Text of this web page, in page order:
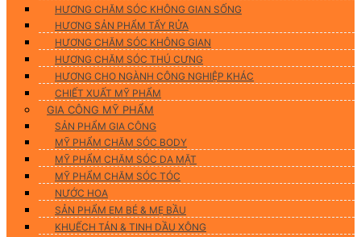
HƯƠNG CHĂM SÓC KHÔNG GIAN SỐNG
HƯƠNG SẢN PHẨM TẨY RỬA
HƯƠNG CHĂM SÓC KHÔNG GIAN
HƯƠNG CHĂM SÓC THÚ CƯNG
HƯƠNG CHO NGÀNH CÔNG NGHIỆP KHÁC
CHIẾT XUẤT MỸ PHẨM
GIA CÔNG MỸ PHẨM
SẢN PHẨM GIA CÔNG
MỸ PHẨM CHĂM SÓC BODY
MỸ PHẨM CHĂM SÓC DA MẶT
MỸ PHẨM CHĂM SÓC TÓC
NƯỚC HOA
SẢN PHẨM EM BÉ & MẸ BẦU
KHUẾCH TÁN & TINH DẦU XÔNG